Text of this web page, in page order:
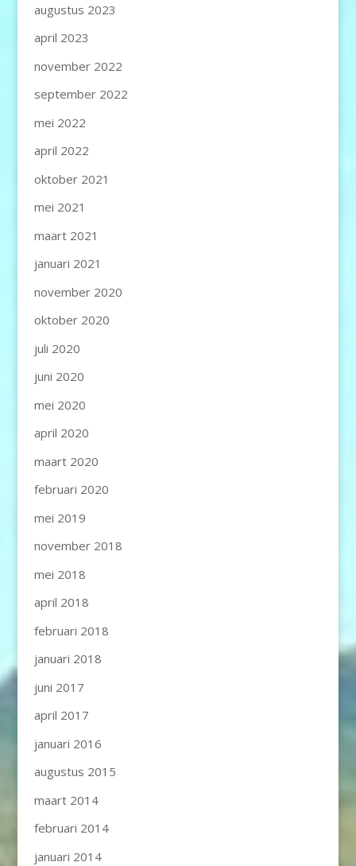
augustus 2023
april 2023
november 2022
september 2022
mei 2022
april 2022
oktober 2021
mei 2021
maart 2021
januari 2021
november 2020
oktober 2020
juli 2020
juni 2020
mei 2020
april 2020
maart 2020
februari 2020
mei 2019
november 2018
mei 2018
april 2018
februari 2018
januari 2018
juni 2017
april 2017
januari 2016
augustus 2015
maart 2014
februari 2014
januari 2014